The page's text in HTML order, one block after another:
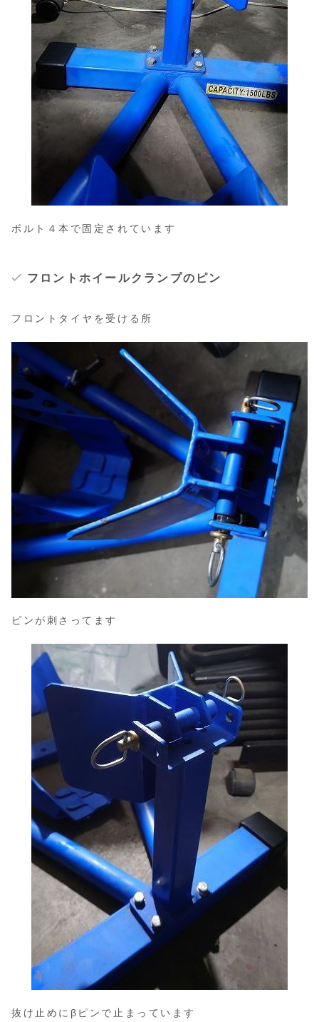
ボルト４本で固定されています
フロントホイールクランプのピン
フロントタイヤを受ける所
ピンが刺さってます
抜け止めにβピンで止まっています